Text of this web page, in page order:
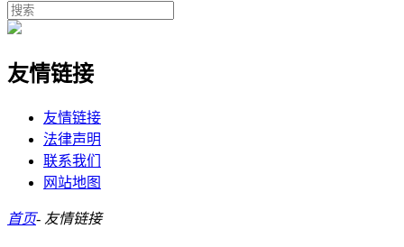
友情链接
友情链接
法律声明
联系我们
网站地图
首页- 友情链接